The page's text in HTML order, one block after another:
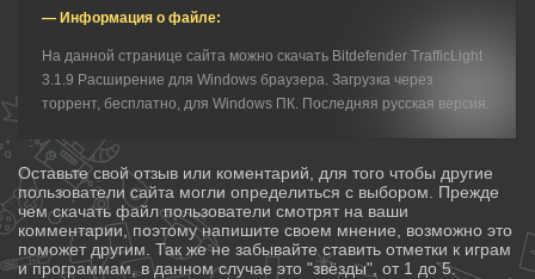
— Информация о файле:
На данной странице сайта можно скачать Bitdefender TrafficLight
3.1.9 Расширение для Windows браузера. Загрузка через
торрент, бесплатно, для Windows ПК. Последняя русская версия.
Оставьте свой отзыв или коментарий, для того чтобы другие
пользователи сайта могли определиться с выбором. Прежде
чем скачать файл пользователи смотрят на ваши
комментарии, поэтому напишите своем мнение, возможно это
поможет другим. Так же не забывайте ставить отметки к играм
и программам, в данном случае это "звёзды", от 1 до 5.